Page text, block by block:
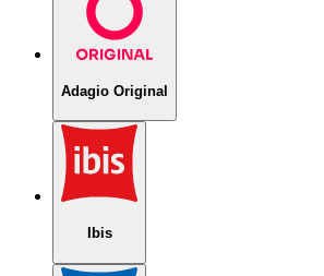
Adagio Original
Ibis